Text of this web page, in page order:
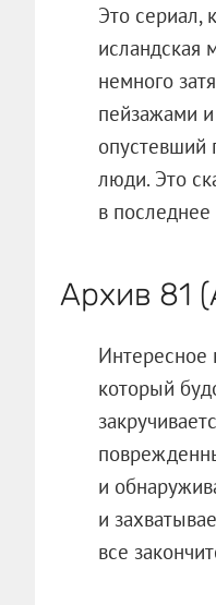
Это сериал,
исландская
немного
пейзажами
опустевший
люди. Это
в
Архив 81
Интересное
который
и
и
все